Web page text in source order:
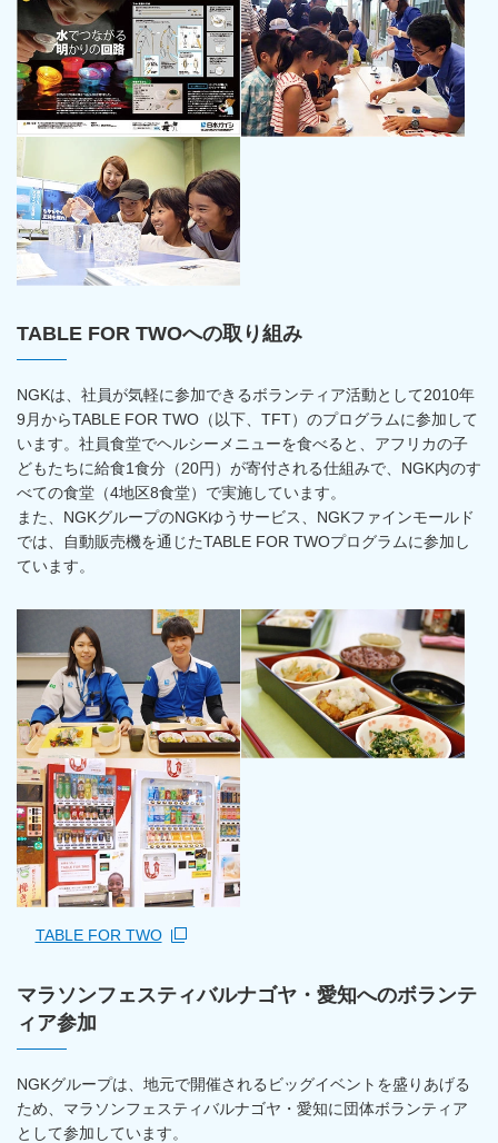
TABLE FOR TWOへの取り組み
NGKは、社員が気軽に参加できるボランティア活動として2010年
9月からTABLE FOR TWO（以下、TFT）のプログラムに参加して
います。社員食堂でヘルシーメニューを食べると、アフリカの子
どもたちに給食1食分（20円）が寄付される仕組みで、NGK内のす
べての食堂（4地区8食堂）で実施しています。
また、NGKグループのNGKゆうサービス、NGKファインモールド
では、自動販売機を通じたTABLE FOR TWOプログラムに参加し
ています。
TABLE FOR TWO
マラソンフェスティバルナゴヤ・愛知へのボランテ
ィア参加
NGKグループは、地元で開催されるビッグイベントを盛りあげる
ため、マラソンフェスティバルナゴヤ・愛知に団体ボランティア
として参加しています。